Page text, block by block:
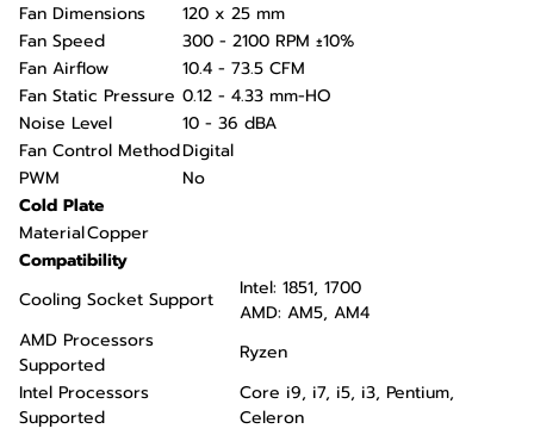
Fan Dimensions
120 x 25 mm
Fan Speed
300 - 2100 RPM ±10%
Fan Airflow
10.4 - 73.5 CFM
Fan Static Pressure 0.12 - 4.33 mm-HO
Noise Level
10 - 36 dBA
Fan Control MethodDigital
PWM
No
Cold Plate
MaterialCopper
Compatibility
Cooling Socket Support
Intel: 1851, 1700
AMD: AM5, AM4
AMD Processors
Supported
Ryzen
Intel Processors
Supported
Core i9, i7, i5, i3, Pentium,
Celeron